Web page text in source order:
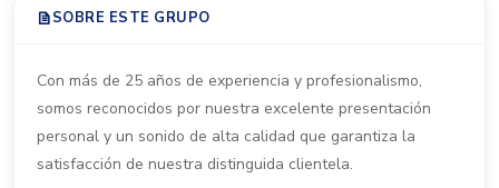
SOBRE ESTE GRUPO
Con más de 25 años de experiencia y profesionalismo,
somos reconocidos por nuestra excelente presentación
personal y un sonido de alta calidad que garantiza la
satisfacción de nuestra distinguida clientela.